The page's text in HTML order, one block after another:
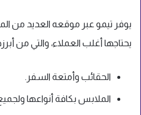
يوفر تيمو عبر موقعه العديد من
يحتاجها أغلب العملاء، والتي من
الحقائب وأمتعة السفر.
الملابس بكافة أنواعها